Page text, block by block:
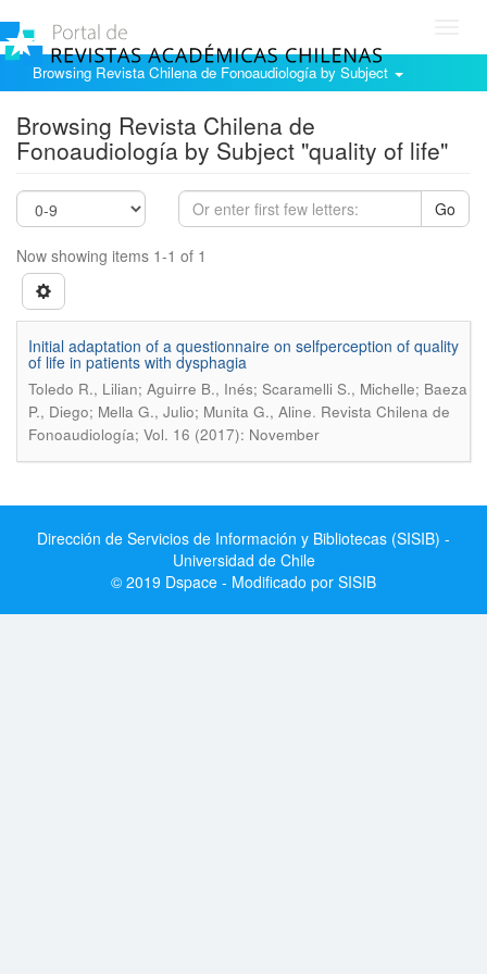
Browsing Revista Chilena de Fonoaudiología by Subject
Browsing Revista Chilena de
Fonoaudiología by Subject "quality of life"
Go
Now showing items 1-1 of 1
Initial adaptation of a questionnaire on selfperception of quality
of life in patients with dysphagia
Toledo R., Lilian; Aguirre B., Inés; Scaramelli S., Michelle; Baeza
P., Diego; Mella G., Julio; Munita G., Aline. Revista Chilena de
Fonoaudiología; Vol. 16 (2017): November
Dirección de Servicios de Información y Bibliotecas (SISIB) -
Universidad de Chile
© 2019 Dspace - Modificado por SISIB